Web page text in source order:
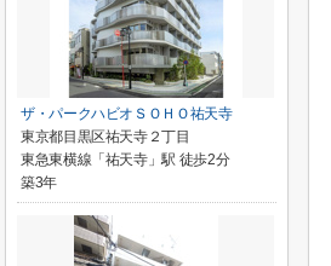
ザ・パークハビオＳＯＨＯ祐天寺
東京都目黒区祐天寺２丁目
東急東横線「祐天寺」駅 徒歩2分
築3年